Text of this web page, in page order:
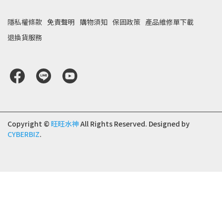
隱私權條款 免責聲明 購物須知 保固政策 產品維修單下載
退換貨服務
Copyright © 旺旺水神All Rights Reserved. Designed by
CYBERBIZ.